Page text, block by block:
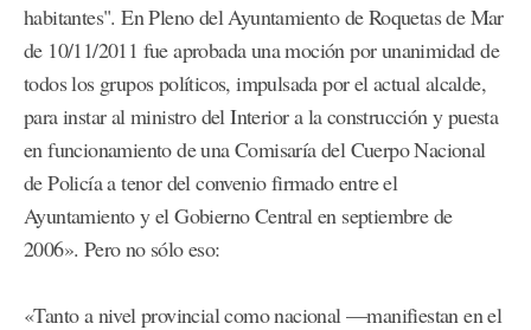
habitantes". En Pleno del Ayuntamiento de Roquetas de Mar
de 10/11/2011 fue aprobada una moción por unanimidad de
todos los grupos políticos, impulsada por el actual alcalde,
para instar al ministro del Interior a la construcción y puesta
en funcionamiento de una Comisaría del Cuerpo Nacional
de Policía a tenor del convenio firmado entre el
Ayuntamiento y el Gobierno Central en septiembre de
2006». Pero no sólo eso:
«Tanto a nivel provincial como nacional —manifiestan en el